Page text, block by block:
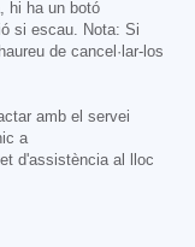
hi ha un botó
si escau. Nota: Si
de cancel·lar-los
amb el servei
a
d'assistència al lloc